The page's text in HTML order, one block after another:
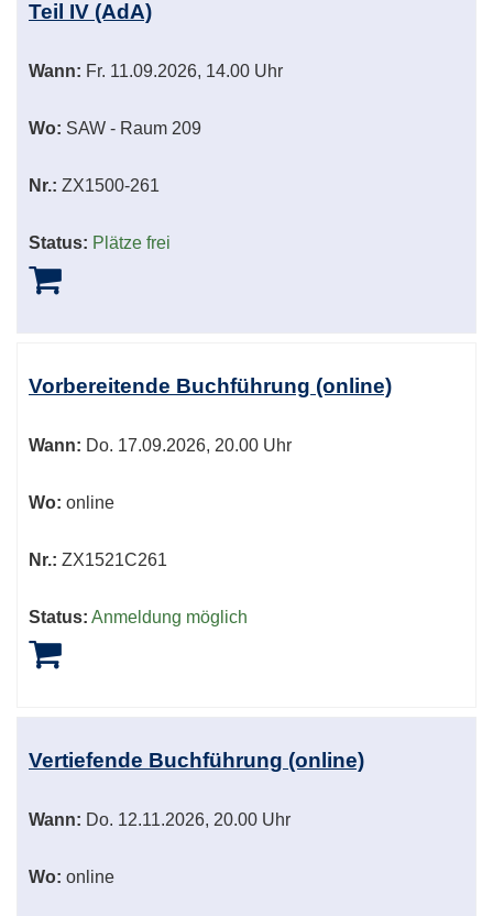
Teil IV (AdA)
Wann: Fr. 11.09.2026, 14.00 Uhr
Wo: SAW - Raum 209
Nr.: ZX1500-261
Status: Plätze frei
Vorbereitende Buchführung (online)
Wann: Do. 17.09.2026, 20.00 Uhr
Wo: online
Nr.: ZX1521C261
Status: Anmeldung möglich
Vertiefende Buchführung (online)
Wann: Do. 12.11.2026, 20.00 Uhr
Wo: online